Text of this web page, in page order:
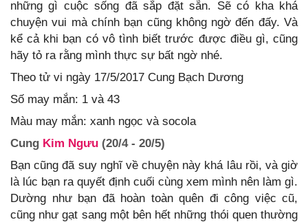
những gì cuộc sống đã sắp đặt sẵn. Sẽ có kha khá
chuyện vui mà chính bạn cũng không ngờ đến đấy. Và
kể cả khi bạn có vô tình biết trước được điều gì, cũng
hãy tỏ ra rằng mình thực sự bất ngờ nhé.
Theo tử vi ngày 17/5/2017 Cung Bạch Dương
Số may mắn: 1 và 43
Màu may mắn: xanh ngọc và socola
Cung Kim Ngưu (20/4 - 20/5)
Bạn cũng đã suy nghĩ về chuyện này khá lâu rồi, và giờ
là lúc bạn ra quyết định cuối cùng xem mình nên làm gì.
Dường như bạn đã hoàn toàn quên đi công việc cũ,
cũng như gạt sang một bên hết những thói quen thường